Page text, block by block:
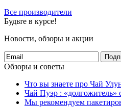
Все производители
Будьте в курсе!
Новости, обзоры и акции
Обзоры и советы
Что вы знаете про Чай
Чай Пуэр : «долгожитель»
Мы рекомендуем